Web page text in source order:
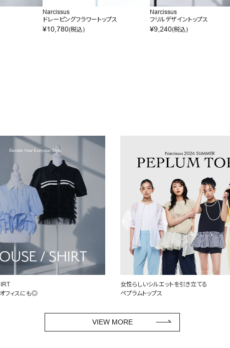
Narcissus
ドレーピングフラワートップス
¥10,780(税込)
Narcissus
フリルデザイントップス
¥9,240(税込)
エットを引き立てる
ス
定番を、自分らしく
頼れるデニム特集
VIEW MORE